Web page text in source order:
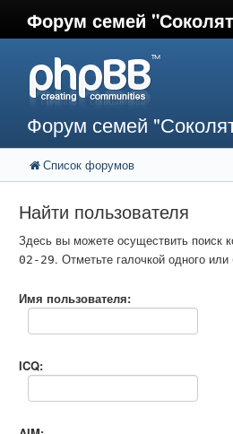
Форум семей
Форум семей
Список форумов
Найти пользователя
Здесь вы можете осуществить поиск
02-29. Отметьте галочкой одного
Имя пользователя:
ICQ: